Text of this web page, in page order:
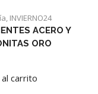
INVIERNO24
ACERO Y
ORO
carrito